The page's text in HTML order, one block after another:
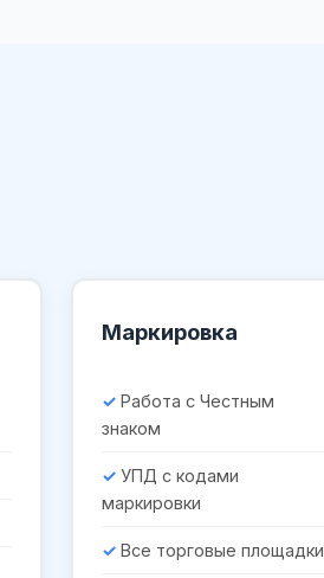
Маркировка
Работа с Честным
знаком
УПД с кодами
маркировки
Все торговые площадки